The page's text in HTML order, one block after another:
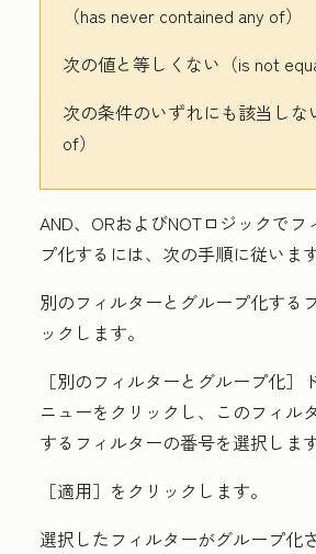
（has never contained any of）
次の値と等しくない（is not
次の条件のいずれにも該当しな
of）
AND、ORおよびNOTロジックで
プ化するには、次の手順に従います
別のフィルターとグループ化する
ックします。
［別のフィルターとグループ化］
ニューをクリックし、このフィル
するフィルターの番号を選択しま
［適用］ をクリックします。
選択したフィルターがグループ化